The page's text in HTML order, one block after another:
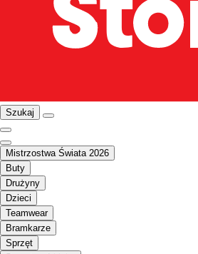
Szukaj
Mistrzostwa Świata 2026
Buty
Drużyny
Dzieci
Teamwear
Bramkarze
Sprzęt